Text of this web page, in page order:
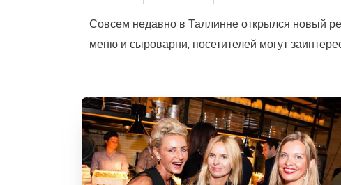
Совсем недавно в Таллинне открылся новый
меню и сыроварни, посетителей могут